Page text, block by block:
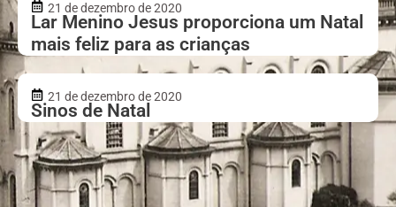
21 de dezembro de 2020
Lar Menino Jesus proporciona um Natal
mais feliz para as crianças
21 de dezembro de 2020
Sinos de Natal